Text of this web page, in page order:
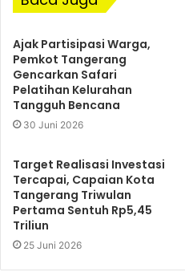
Ajak Partisipasi Warga,
Pemkot Tangerang
Gencarkan Safari
Pelatihan Kelurahan
Tangguh Bencana
30 Juni 2026
Target Realisasi Investasi
Tercapai, Capaian Kota
Tangerang Triwulan
Pertama Sentuh Rp5,45
Triliun
25 Juni 2026